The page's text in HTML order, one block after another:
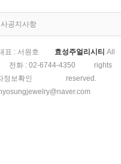
공지사항
표 : 서원호
전화 : 02-6744-4350
정보확인
hyosungjewelry@naver.com
효성주얼리시티 All
rights
reserved.